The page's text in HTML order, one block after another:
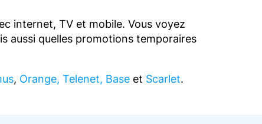
internet, TV et mobile. Vous voyez
aussi quelles promotions temporaires
, Orange, Telenet, Base et Scarlet.